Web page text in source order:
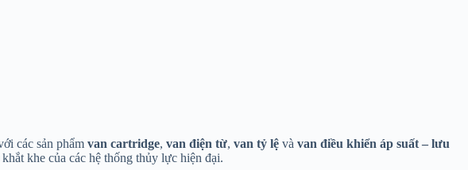
các sản phẩm van cartridge, van điện từ, van tỷ lệ và van điều khiển áp suất – lưu
khe của các hệ thống thủy lực hiện đại.